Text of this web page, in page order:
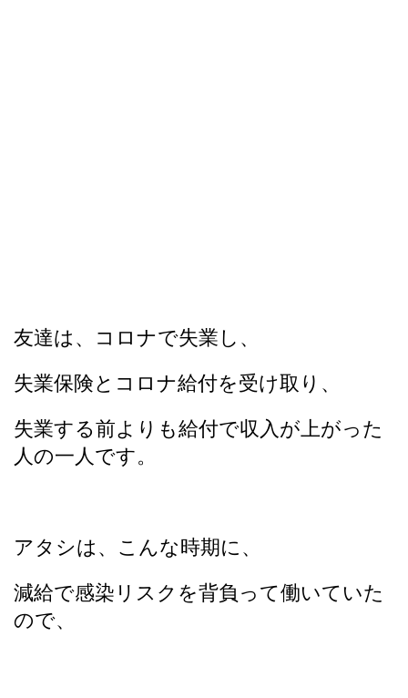
友達は、コロナで失業し、
失業保険とコロナ給付を受け取り、
失業する前よりも給付で収入が上がった
人の一人です。
アタシは、こんな時期に、
減給で感染リスクを背負って働いていた
ので、